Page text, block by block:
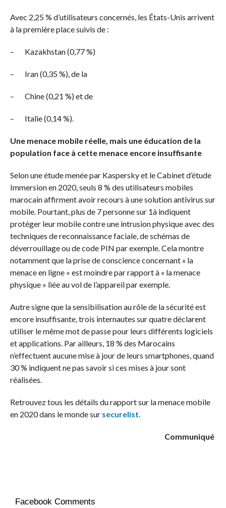
Avec 2,25 % d’utilisateurs concernés, les États-Unis arrivent
à la première place suivis de :
– Kazakhstan (0,77 %)
– Iran (0,35 %), de la
– Chine (0,21 %) et de
– Italie (0,14 %).
Une menace mobile réelle, mais une éducation de la
population face à cette menace encore insuffisante
Selon une étude menée par Kaspersky et le Cabinet d’étude
Immersion en 2020, seuls 8 % des utilisateurs mobiles
marocain affirment avoir recours à une solution antivirus sur
mobile. Pourtant, plus de 7 personne sur 1à indiquent
protéger leur mobile contre une intrusion physique avec des
techniques de reconnaissance faciale, de schémas de
déverrouillage ou de code PIN par exemple. Cela montre
notamment que la prise de conscience concernant « la
menace en ligne » est moindre par rapport à « la menace
physique » liée au vol de l’appareil par exemple.
Autre signe que la sensibilisation au rôle de la sécurité est
encore insuffisante, trois internautes sur quatre déclarent
utiliser le même mot de passe pour leurs différents logiciels
et applications. Par ailleurs, 18 % des Marocains
n’effectuent aucune mise à jour de leurs smartphones, quand
30 % indiquent ne pas savoir si ces mises à jour sont
réalisées.
Retrouvez tous les détails du rapport sur la menace mobile
en 2020 dans le monde sur securelist
Communiqué
Facebook Comments